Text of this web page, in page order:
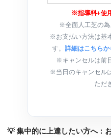
※指導料+使
※全面人工芝の
※お支払い方法は基
す。 詳細はこちら
※キャンセルは前
※当日のキャンセル
ただ
💡 集中的に上達したい方へ：